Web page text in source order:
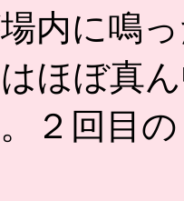
内に鳴
ほぼ真
２回目